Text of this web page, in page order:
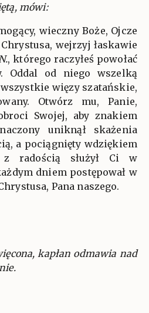
mówi:
wieczny Boże, Ojcze
Chrystusa, wejrzyj łaskawie
, którego raczyłeś powołać
Oddal od niego wszelką
więzy szatańskie,
Otwórz mu, Panie,
Swojej, aby znakiem
uniknął skażenia
a pociągnięty wdziękiem
z radością służył Ci w
dniem postępował w
Pana naszego.
kapłan odmawia nad